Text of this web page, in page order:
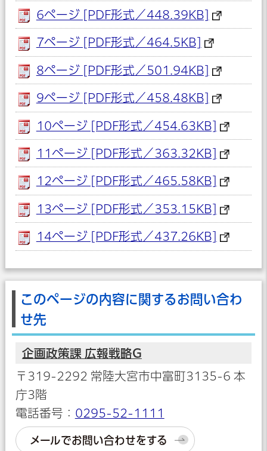
6ページ [PDF形式／448.39KB]
7ページ [PDF形式／464.5KB]
8ページ [PDF形式／501.94KB]
9ページ [PDF形式／458.48KB]
10ページ [PDF形式／454.63KB]
11ページ [PDF形式／363.32KB]
12ページ [PDF形式／465.58KB]
13ページ [PDF形式／353.15KB]
14ページ [PDF形式／437.26KB]
このページの内容に関するお問い合わ
せ先
企画政策課 広報戦略G
〒319-2292 常陸大宮市中富町3135-6 本
庁3階
電話番号： 0295-52-1111
メールでお問い合わせをする